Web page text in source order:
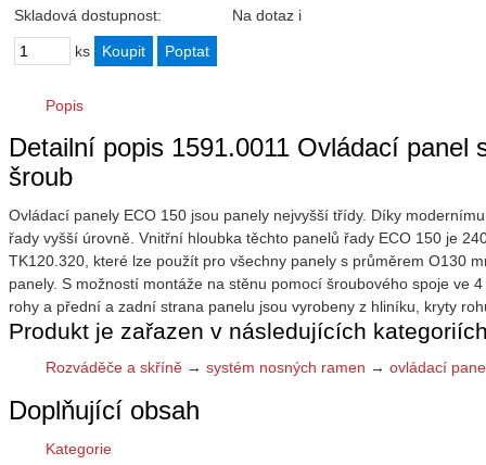
Skladová dostupnost:
Na dotaz i
ks
Popis
Detailní popis 1591.0011 Ovládací
šroub
Ovládací panely ECO 150 jsou panely nejvyšší třídy. Díky
řady vyšší úrovně. Vnitřní hloubka těchto panelů řady ECO 150 je
TK120.320, které lze použít pro všechny panely s průměrem O130
panely. S možností montáže na stěnu pomocí šroubového spoje ve
rohy a přední a zadní strana panelu jsou vyrobeny z hliníku, kryty
Produkt je zařazen v následujících
Rozváděče a skříně → systém nosných ramen → ovládací
Doplňující obsah
Kategorie